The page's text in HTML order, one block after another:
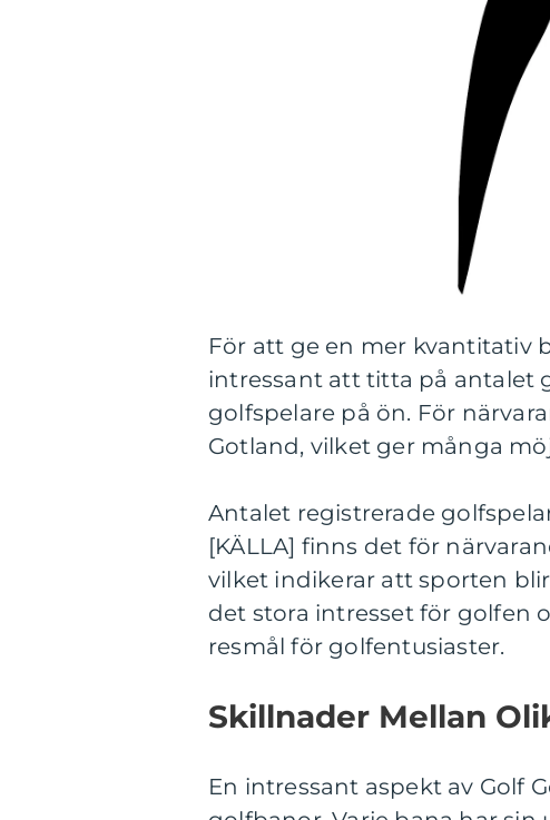
För att ge en mer kvantitativ
intressant att titta på antalet
golfspelare på ön. För
Gotland, vilket ger många
Antalet registrerade
[KÄLLA] finns det för
vilket indikerar att sporten
det stora intresset för golfen
resmål för golfentusiaster.
Skillnader Mellan
En intressant aspekt av Golf